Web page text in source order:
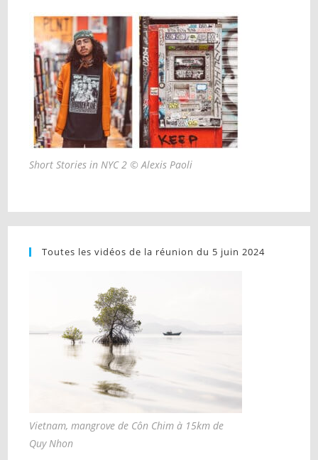
Short Stories in NYC 2 © Alexis Paoli
Toutes les vidéos de la réunion du 5 juin 2024
Vietnam, mangrove de Côn Chim à 15km de
Quy Nhon